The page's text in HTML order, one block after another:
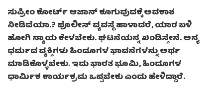
ಸುಪ್ರೀಂ ಕೋರ್ಟ್ ಆಜಾನ್ ಕೂಗುವುದಕ್ಕೆ ಅವಕಾಶ
ನೀಡಿದೆಯಾ.? ಪೊಲೀಸ್ ವ್ಯವಸ್ಥೆ ಹಾಳಾದರೆ, ಯಾರ ಬಳಿ
ಹೋಗಿ ನ್ಯಾಯ ಕೇಳಬೇಕು. ಘಟನೆಯನ್ನ ಖಂಡಿಸ್ತೇನೆ. ಅನ್ಯ
ಧರ್ಮದ ವ್ಯಕ್ತಿಗಳು ಹಿಂದೂಗಳ ಭಾವನೆಗಳನ್ನು ಅರ್ಥ
ಮಾಡಿಕೊಳ್ಳಬೇಕು. ಇದು ಭಾರತ ಭೂಮಿ, ಹಿಂದೂಗಳ
ಧಾರ್ಮಿಕ ಕಾರ್ಯಕ್ರಮ ಒಪ್ಪಬೇಕು ಎಂದು ಹೇಳಿದ್ದಾರೆ.